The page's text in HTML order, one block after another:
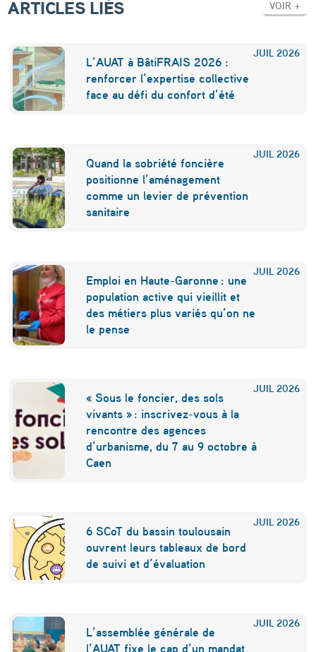
i
d
’
O
:
l
e
s
r
a
v
a
r
e
p
e
n
n
e
n
t
ARTICLES LIÉS VOIR +
JUIL 2026
L’AUAT à BâtiFRAIS 2026 :
renforcer l’expertise collective
face au défi du confort d’été
JUIL 2026
Quand la sobriété foncière
positionne l’aménagement
comme un levier de prévention
sanitaire
JUIL 2026
Emploi en Haute-Garonne : une
population active qui vieillit et
des métiers plus variés qu’on ne
le pense
JUIL 2026
« Sous le foncier, des sols
vivants » : inscrivez-vous à la
rencontre des agences
d’urbanisme, du 7 au 9 octobre à
Caen
JUIL 2026
6 SCoT du bassin toulousain
ouvrent leurs tableaux de bord
de suivi et d’évaluation
JUIL 2026
L’assemblée générale de
l’AUAT fixe le cap d’un mandat